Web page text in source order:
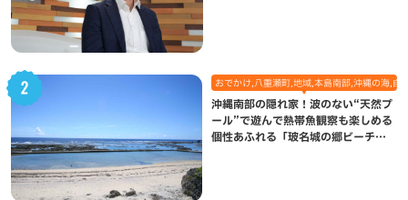
おでかけ,八重瀬町,地域,本島南部,沖縄の海,自
沖縄南部の隠れ家！波のない“天然プ
ール”で遊んで熱帯魚観察も楽しめる
個性あふれる「玻名城の郷ビーチ」